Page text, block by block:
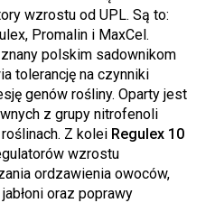
wzrostu od UPL. Są to:
Promalin i MaxCel.
polskim sadownikom
tolerancję na czynniki
genów rośliny. Oparty jest
z grupy nitrofenoli
Z kolei Regulex 10
wzrostu
ordzawienia owoców,
oraz poprawy